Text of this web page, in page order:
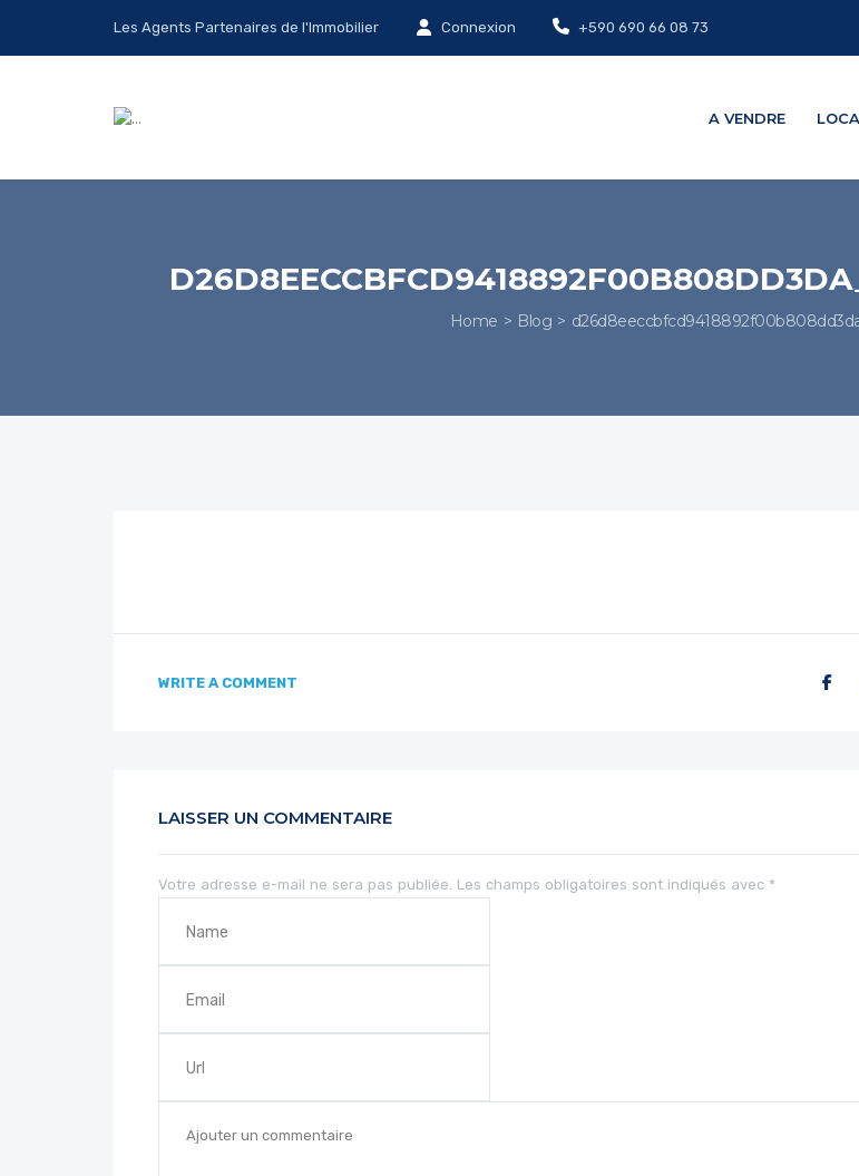
Les Agents Partenaires de l'Immobilier Connexion +590 690 66 08 73
A VENDRE
Home Blog
WRITE A COMMENT
LAISSER UN COMMENTAIRE
Votre adresse e-mail ne sera pas publiée. Les champs obligatoires sont indiqués avec *